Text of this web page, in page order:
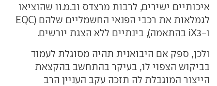
איכותיים ישירים, לרבות מרצדס וב.מ.וו שהוציאו
לגמלאות את רכבי הפנאי החשמליים שלהם (EQC
ו-iX3 בהתאמה), בינתיים ללא הצגת יורשים.
ולכן, ספק אם היבואנית תהיה מסוגלת לעמוד
בביקוש הצפוי לו, בעיקר בהתחשב בהקצאת
הייצור המוגבלת לה תזכה עקב העניין הרב